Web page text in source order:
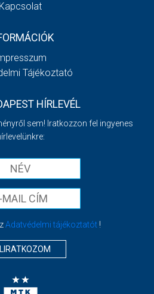
Kapcsolat
Tájékoztató
HÍRLEVÉL
sem! Iratkozzon fel ingyenes
Adatvédelmi tájékoztatót!